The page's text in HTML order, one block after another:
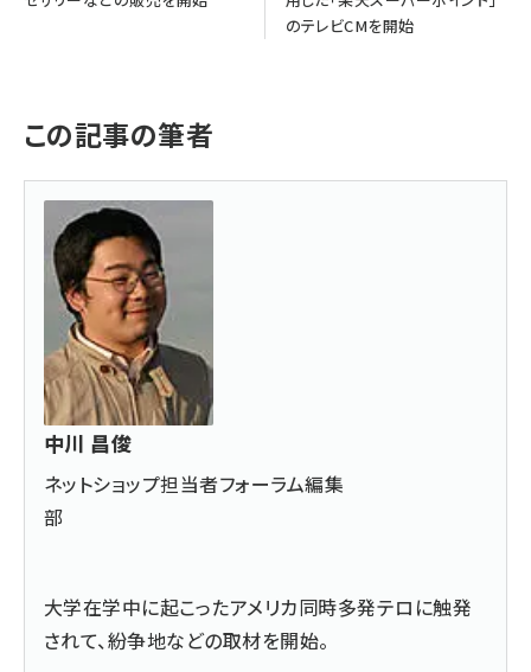
のテレビCMを開始
この記事の筆者
中川 昌俊
ネットショップ担当者フォーラム編集
部
大学在学中に起こったアメリカ同時多発テロに触発
されて、紛争地などの取材を開始。